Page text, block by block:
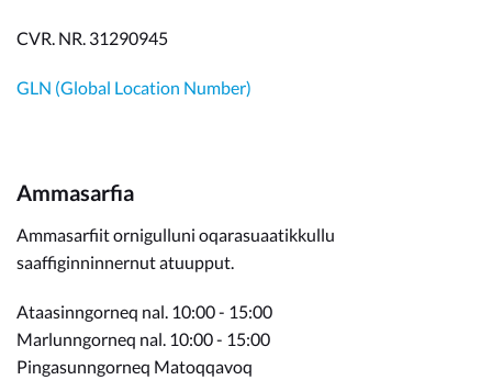
CVR. NR. 31290945
GLN (Global Location Number)
Ammasarfia
Ammasarfiit ornigulluni oqarasuaatikkullu
saaffiginninnernut atuupput.
Ataasinngorneq nal. 10:00 - 15:00
Marlunngorneq nal. 10:00 - 15:00
Pingasunngorneq Matoqqavoq